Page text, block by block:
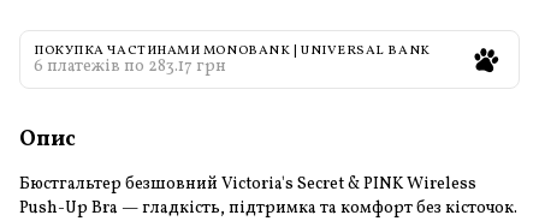
ПОКУПКА ЧАСТИНАМИ MONOBANK | UNIVERSAL BANK
6 платежів по 283.17 грн
Опис
Бюстгальтер безшовний Victoria's Secret & PINK Wireless
Push-Up Bra — гладкість, підтримка та комфорт без кісточок.